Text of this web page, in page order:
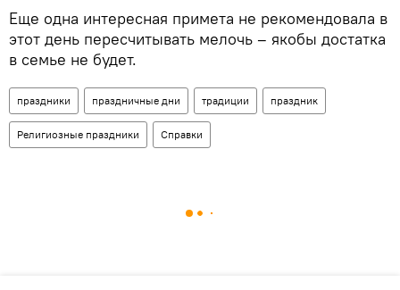
Еще одна интересная примета не рекомендовала в
этот день пересчитывать мелочь – якобы достатка
в семье не будет.
праздники праздничные дни традиции праздник
Религиозные праздники Справки